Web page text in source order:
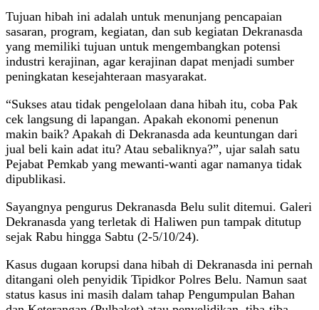
Tujuan hibah ini adalah untuk menunjang pencapaian
sasaran, program, kegiatan, dan sub kegiatan Dekranasda
yang memiliki tujuan untuk mengembangkan potensi
industri kerajinan, agar kerajinan dapat menjadi sumber
peningkatan kesejahteraan masyarakat.
“Sukses atau tidak pengelolaan dana hibah itu, coba Pak
cek langsung di lapangan. Apakah ekonomi penenun
makin baik? Apakah di Dekranasda ada keuntungan dari
jual beli kain adat itu? Atau sebaliknya?”, ujar salah satu
Pejabat Pemkab yang mewanti-wanti agar namanya tidak
dipublikasi.
Sayangnya pengurus Dekranasda Belu sulit ditemui. Galeri
Dekranasda yang terletak di Haliwen pun tampak ditutup
sejak Rabu hingga Sabtu (2-5/10/24).
Kasus dugaan korupsi dana hibah di Dekranasda ini pernah
ditangani oleh penyidik Tipidkor Polres Belu. Namun saat
status kasus ini masih dalam tahap Pengumpulan Bahan